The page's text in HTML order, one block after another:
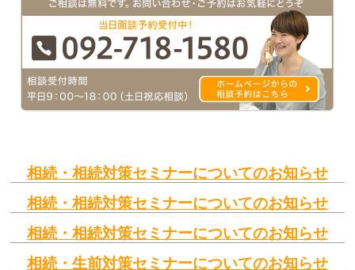
相続・相続対策セミナーについてのお知らせ
相続・相続対策セミナーについてのお知らせ
相続・相続対策セミナーについてのお知らせ
相続・生前対策セミナーについてのお知らせ